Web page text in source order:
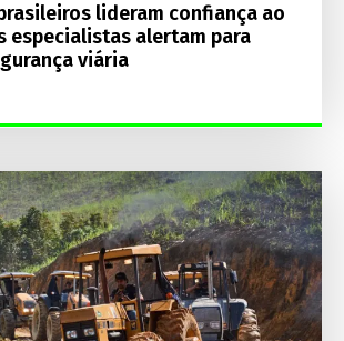
lideram confiança ao
especialistas alertam para
viária